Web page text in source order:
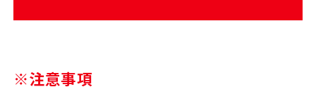
※注意事項